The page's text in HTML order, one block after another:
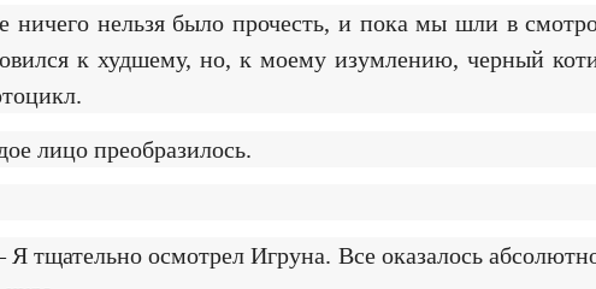
нельзя было прочесть, и пока мы шли в
к худшему, но, к моему изумлению, черный
лицо преобразилось.
осмотрел Игруна. Все оказалось